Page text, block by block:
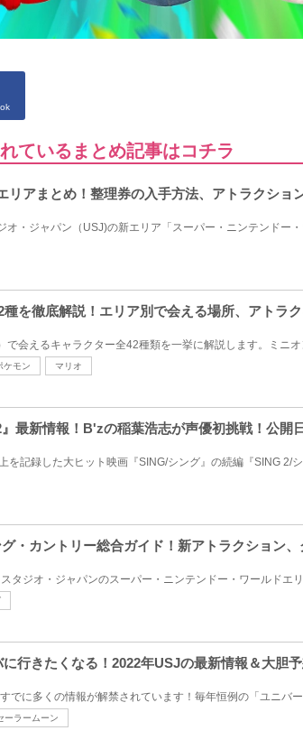
ているまとめ記事はコチラ
リアまとめ！整理券の入手方法、アトラクシ
・ジャパン（USJ)の新エリア「スーパー・ニンテンドー・
種を徹底解説！エリア別で会える場所、アトラク
会えるキャラクター全42種類を一挙に解説します。ミニオ
ケモン マリオ
』最新情報！B'zの稲葉浩志が声優初挑戦！公開
記録した大ヒット映画『SING/シング』の続編『SING 2/シ
グ・カントリー総合ガイド！新アトラクション
タジオ・ジャパンのスーパー・ニンテンドー・ワールドエリ
行きたくなる！2022年USJの最新情報＆大胆予
でに多くの情報が解禁されています！毎年恒例の「ユニバー
ーラームーン